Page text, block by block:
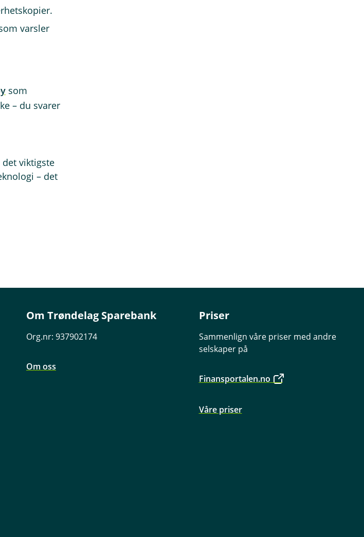
varsler
som
– du svarer
viktigste
– det
Om Trøndelag Sparebank
Org.nr: 937902174
Om oss
Priser
Sammenlign våre priser med andre
selskaper på
Finansportalen.no
Våre priser